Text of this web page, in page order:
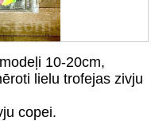
10-20cm,
lielu trofejas zivju
copei.